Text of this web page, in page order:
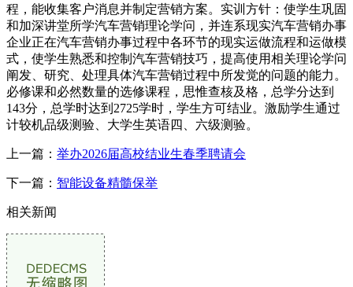
程，能收集客户消息并制定营销方案。实训方针：使学生巩固
和加深讲堂所学汽车营销理论学问，并连系现实汽车营销办事
企业正在汽车营销办事过程中各环节的现实运做流程和运做模
式，使学生熟悉和控制汽车营销技巧，提高使用相关理论学问
阐发、研究、处理具体汽车营销过程中所发觉的问题的能力。
必修课和必然数量的选修课程，思惟查核及格，总学分达到
143分，总学时达到2725学时，学生方可结业。激励学生通过
计较机品级测验、大学生英语四、六级测验。
上一篇： 举办2026届高校结业生春季聘请会
下一篇： 智能设备精髓保举
相关新闻